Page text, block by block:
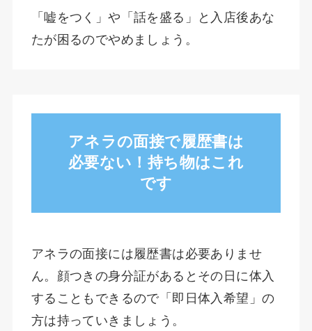
「嘘をつく」や「話を盛る」と入店後あな
たが困るのでやめましょう。
アネラの面接で履歴書は
必要ない！持ち物はこれ
です
アネラの面接には履歴書は必要ありませ
ん。顔つきの身分証があるとその日に体入
することもできるので「即日体入希望」の
方は持っていきましょう。